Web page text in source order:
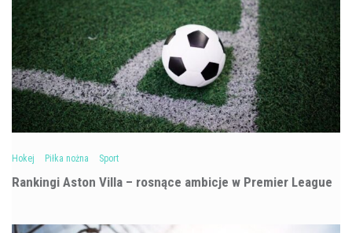
Hokej Piłka nożna Sport
Rankingi Aston Villa – rosnące ambicje w Premier League